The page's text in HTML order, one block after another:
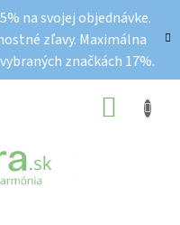
na svojej objednávke.
zľavy. Maximálna
značkách 17%.